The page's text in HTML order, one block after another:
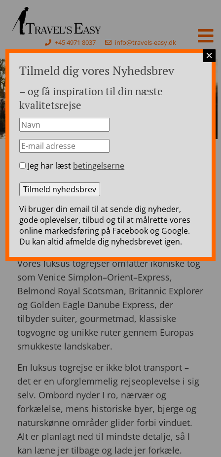
+45 4971 8037 info@travels-easy.dk
Forside>Luksusrejser i Europa>
Luksus togrejser
Oplev de klassiske luksus togrejser i Europa,
hvor komfort, elegance og gastronomi går
op i en højere enhed.
Vores luksus togrejser omfatter ikoniske tog
som Venice Simplon–Orient–Express,
Belmond Royal Scotsman, Britannic Explorer
og Golden Eagle Danube Express, der
tilbyder suiter, gourmetmad, klassiske
togvogne og unikke ruter gennem Europas
smukkeste landskaber.
En luksus togrejse er ikke blot transport –
det er en uforglemmelig rejseoplevelse i sig
selv. Ombord nyder I ro, nærvær og
forkælelse, mens historiske byer, bjerge og
naturskønne områder glider forbi vinduet.
Alt er planlagt ned til mindste detalje, så I
kan læne jer tilbage og lade jer forkæle.
Tilmeld dig vores Nyhedsbrev
– og få inspiration til din næste
kvalitetsrejse
Jeg har læst betingelserne
Vi bruger din email til at sende dig nyheder,
gode oplevelser, tilbud og til at målrette vores
online markedsføring på Facebook og Google.
Du kan altid afmelde dig nyhedsbrevet igen.
×